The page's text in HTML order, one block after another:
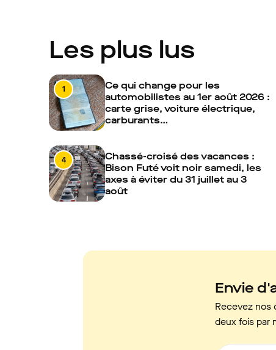
Les plus lus
1
Ce qui change pour les
automobilistes au 1er août 2026 :
carte grise, voiture électrique,
carburants…
4
Chassé-croisé des vacances :
Bison Futé voit noir samedi, les
axes à éviter du 31 juillet au 3
août
Envie
Recevez nos
deux fois par